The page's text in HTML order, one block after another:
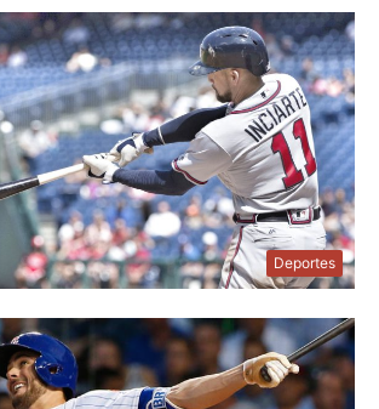
Deportes